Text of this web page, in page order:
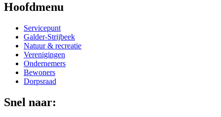
Hoofdmenu
Servicepunt
Galder-Strijbeek
Natuur & recreatie
Verenigingen
Ondernemers
Bewoners
Dorpsraad
Snel naar: